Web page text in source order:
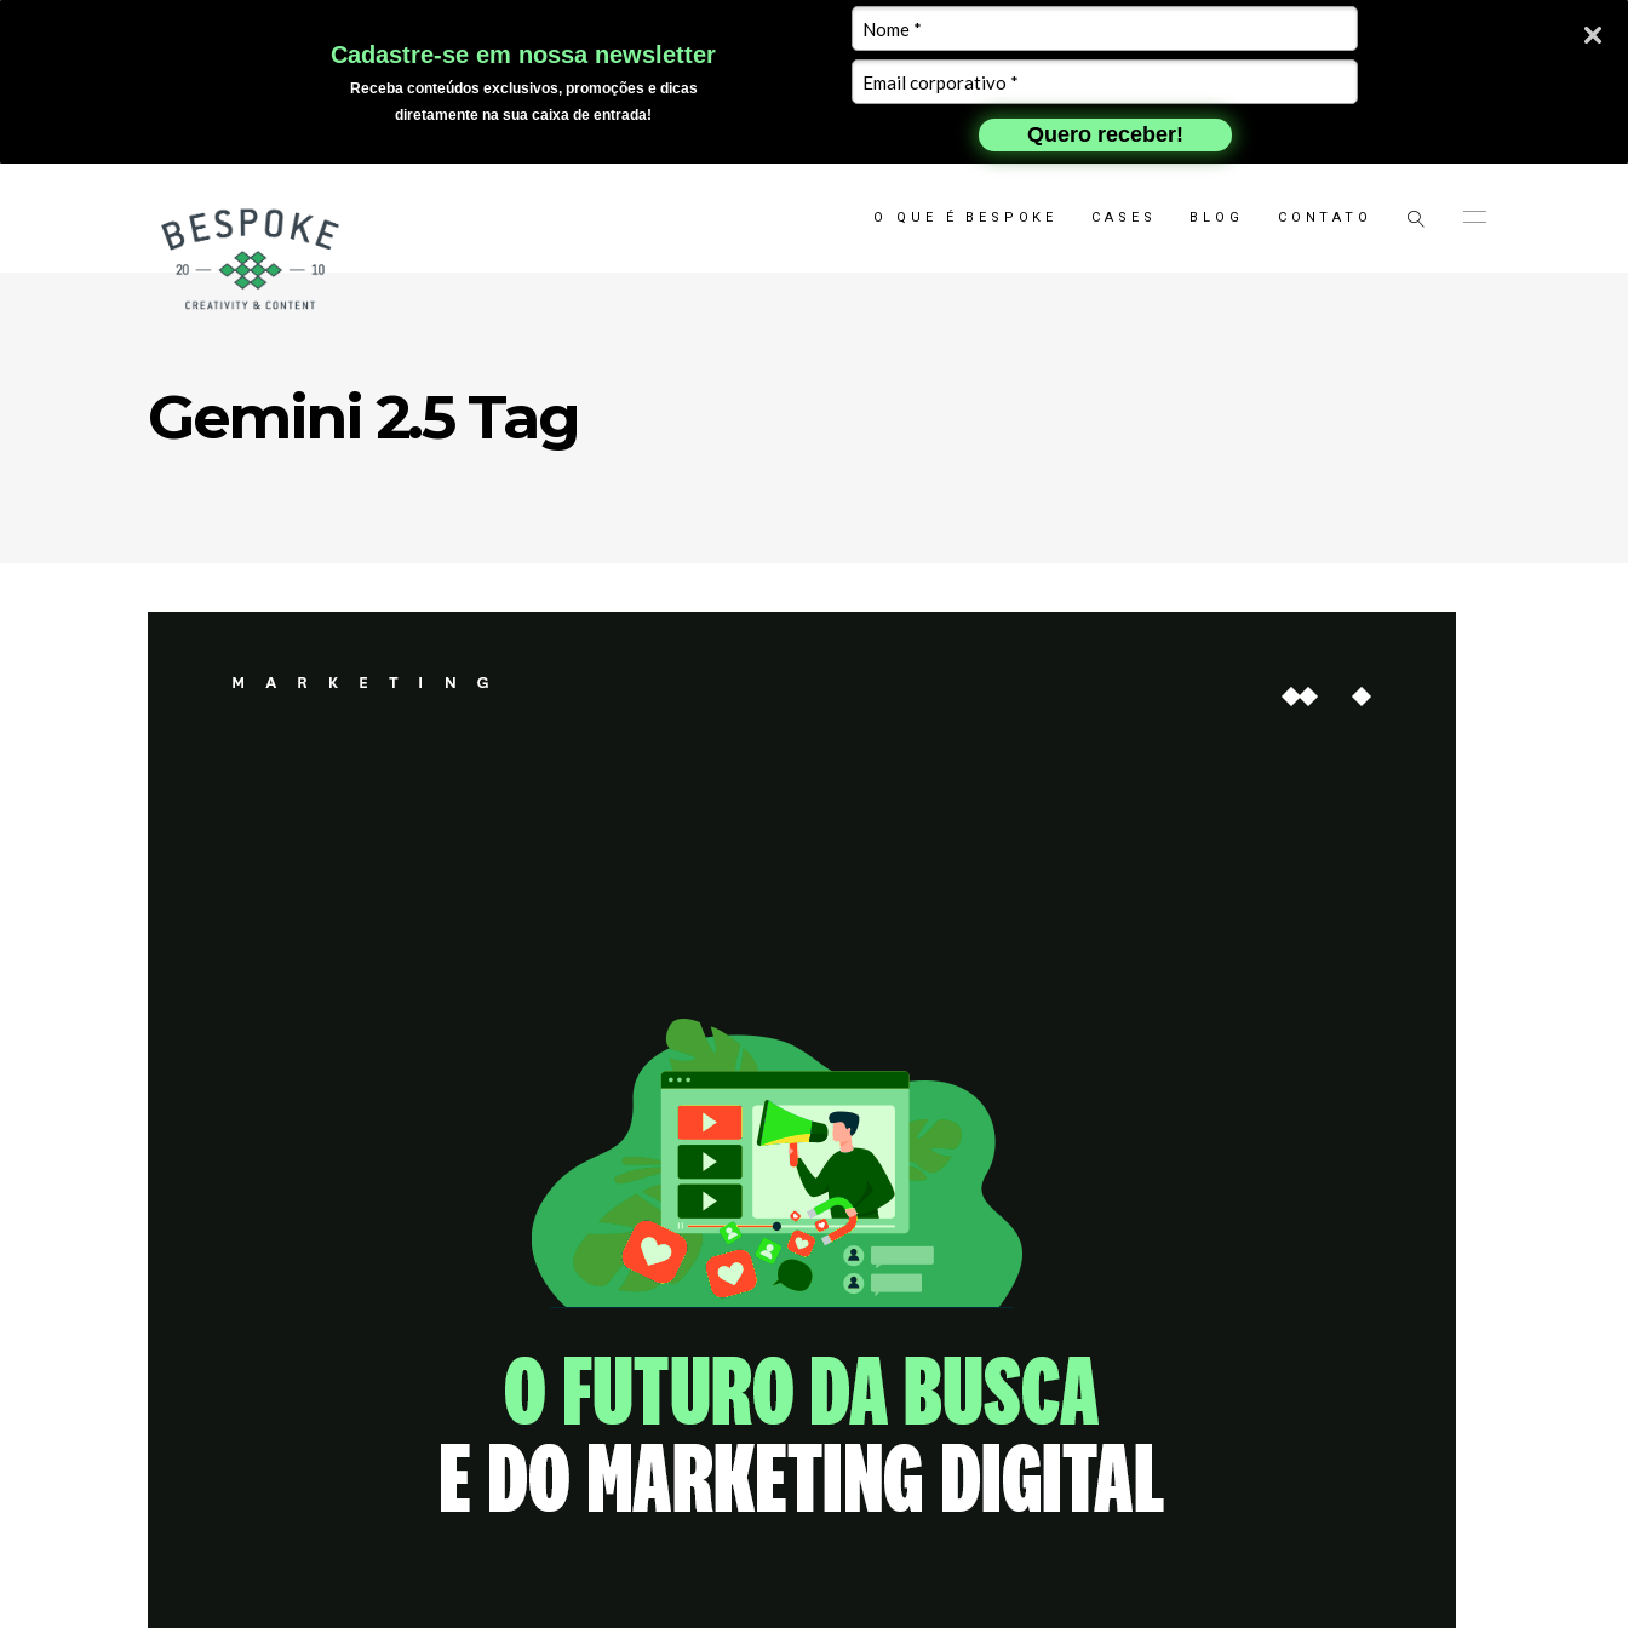
Cadastre-se em nossa newsletter
Receba conteúdos exclusivos, promoções e dicas
diretamente na sua caixa de entrada!
Quero receber!
O QUE É BESPOKE CASES BLOG CONTATO
Gemini 2.5 Tag